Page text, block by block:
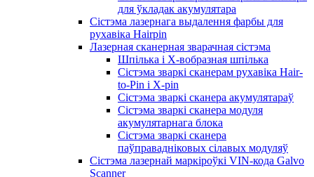
для ўкладак акумулятара
Сістэма лазернага выдалення фарбы для
рухавіка Hairpin
Лазерная сканерная зварачная сістэма
Шпілька і X-вобразная шпілька
Сістэма зваркі сканерам рухавіка Hair-
to-Pin і X-pin
Сістэма зваркі сканера акумулятараў
Сістэма зваркі сканера модуля
акумулятарнага блока
Сістэма зваркі сканера
паўправадніковых сілавых модуляў
Сістэма лазернай маркіроўкі VIN-кода Galvo
Scanner